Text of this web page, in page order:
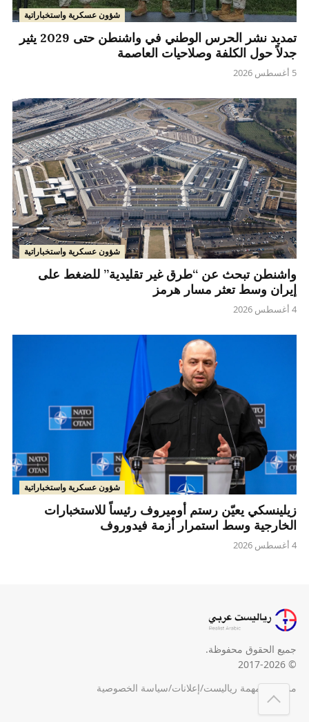
شؤون عسكرية واستخباراتية
تمديد نشر الحرس الوطني في واشنطن حتى 2029 يثير
جدلاً حول الكلفة وصلاحيات العاصمة
5 أغسطس 2026
شؤون عسكرية واستخباراتية
واشنطن تبحث عن “طرق غير تقليدية” للضغط على
إيران وسط تعثر مسار هرمز
4 أغسطس 2026
شؤون عسكرية واستخباراتية
زيلينسكي يعيّن رستم أوميروف رئيساً للاستخبارات
الخارجية وسط استمرار أزمة فيدوروف
4 أغسطس 2026
جميع الحقوق محفوظة.
© 2017-2026
من نحن/مهمة رياليست/إعلانات/سياسة الخصوصية